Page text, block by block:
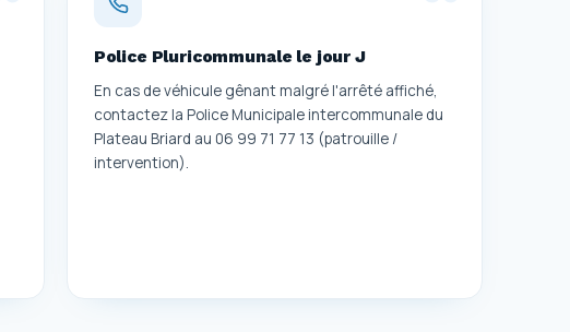
Police Pluricommunale le jour J
En cas de véhicule gênant malgré l'arrêté affiché,
contactez la Police Municipale intercommunale du
Plateau Briard au 06 99 71 77 13 (patrouille /
intervention).